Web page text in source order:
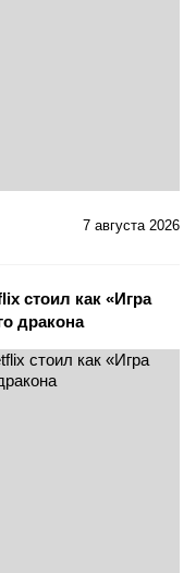
7 августа 2026
стоил как «Игра
дракона